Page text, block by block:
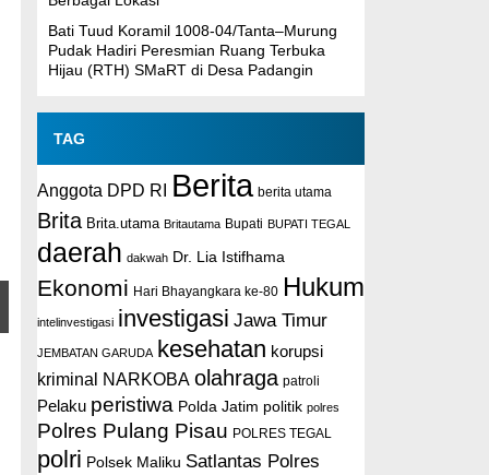
Bati Tuud Koramil 1008-04/Tanta–Murung
Pudak Hadiri Peresmian Ruang Terbuka
Hijau (RTH) SMaRT di Desa Padangin
TAG
Anggota DPD RI Berita berita utama
Brita Brita.utama Britautama Bupati BUPATI TEGAL
daerah dakwah Dr. Lia Istifhama
Ekonomi Hari Bhayangkara ke-80 Hukum
intelinvestigasi investigasi Jawa Timur
JEMBATAN GARUDA kesehatan korupsi
kriminal NARKOBA olahraga patroli
Pelaku peristiwa Polda Jatim politik polres
Polres Pulang Pisau POLRES TEGAL
polri Polsek Maliku Satlantas Polres